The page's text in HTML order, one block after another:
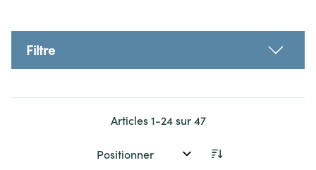
Filtre
Articles1-24sur47
Trier par: